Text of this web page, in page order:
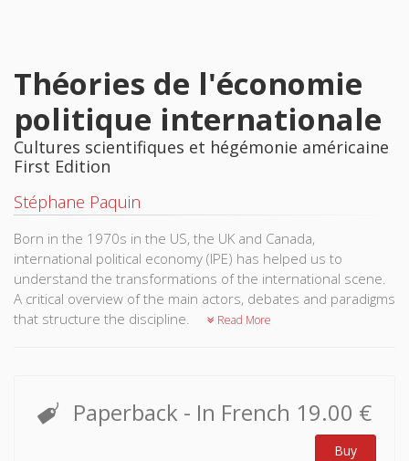
Théories de l'économie
politique internationale
Cultures scientifiques et hégémonie américaine
First Edition
Stéphane Paquin
Born in the 1970s in the US, the UK and Canada,
international political economy (IPE) has helped us to
understand the transformations of the international scene.
A critical overview of the main actors, debates and paradigms
that structure the discipline.
Read More
Paperback - In French 19.00 €
Buy